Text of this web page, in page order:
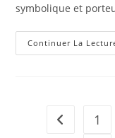
symbolique et
Continuer La
1